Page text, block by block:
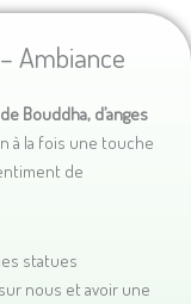
Ambiance
Bouddha, d’anges
à la fois une touche
de
statues
nous et avoir une